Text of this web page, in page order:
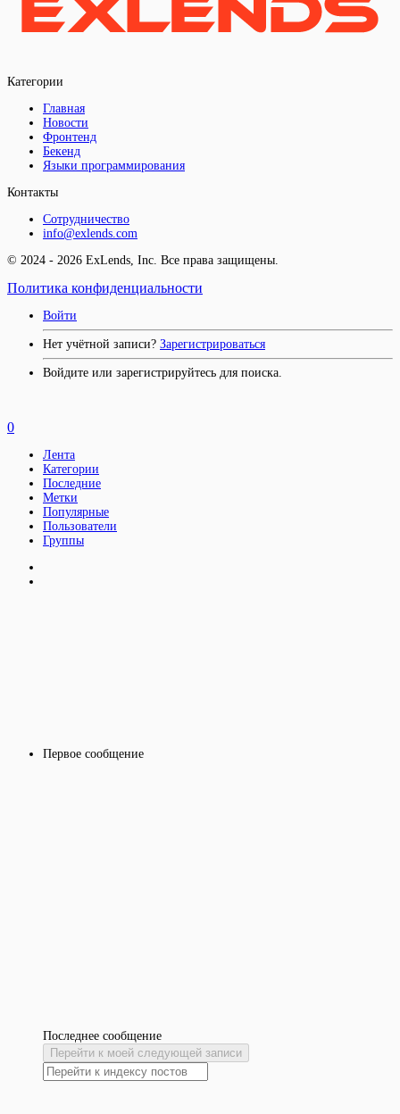
Категории
Главная
Новости
Фронтенд
Бекенд
Языки программирования
Контакты
Сотрудничество
info@exlends.com
© 2024 - 2026 ExLends, Inc. Все права защищены.
Политика конфиденциальности
Войти
Нет учётной записи? Зарегистрироваться
Войдите или зарегистрируйтесь для поиска.
Первое сообщение
Последнее сообщение
Перейти к моей следующей записи
0
Лента
Категории
Последние
Метки
Популярные
Пользователи
Группы